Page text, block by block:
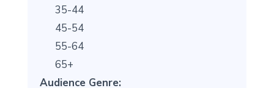
35-44
45-54
55-64
65+
Audience Genre: